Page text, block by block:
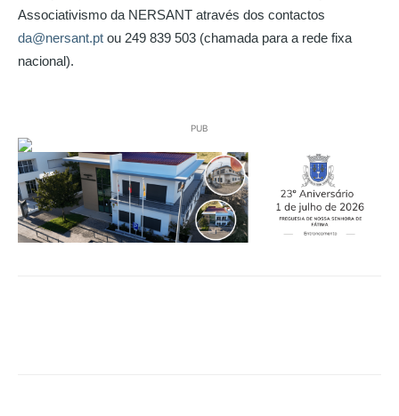
Associativismo da NERSANT através dos contactos
da@nersant.pt ou 249 839 503 (chamada para a rede fixa
nacional).
PUB